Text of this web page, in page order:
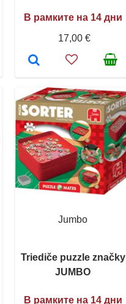
В рамките на 14 дни
17,00 €
Jumbo
Triediče puzzle značky
JUMBO
В рамките на 14 дни